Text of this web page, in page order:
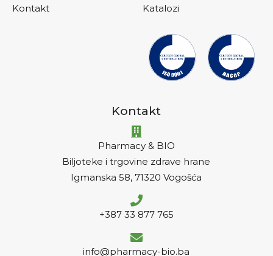
Kontakt
Katalozi
Kontakt
Pharmacy & BIO
Biljoteke i trgovine zdrave hrane
Igmanska 58, 71320 Vogošća
+387 33 877 765
info@pharmacy-bio.ba